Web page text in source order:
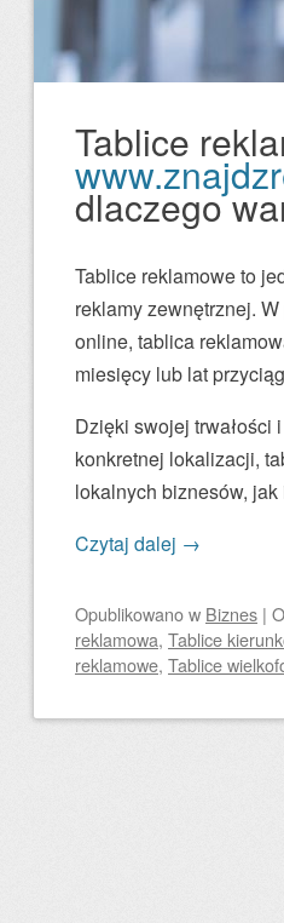
Tablice
dlaczego
Tablice reklamowe to
reklamy zewnętrznej.
online, tablica
miesięcy lub lat
Dzięki swojej trwałości
konkretnej lokalizacji,
lokalnych biznesów,
Czytaj dalej →
Opublikowanow Biznes |
reklamowa, Tablice
reklamowe, Tablice